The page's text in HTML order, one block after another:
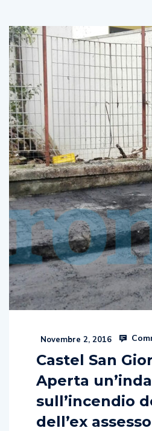
Novembre 2, 2016
Castel San
Aperta
sull’incendio
dell’ex